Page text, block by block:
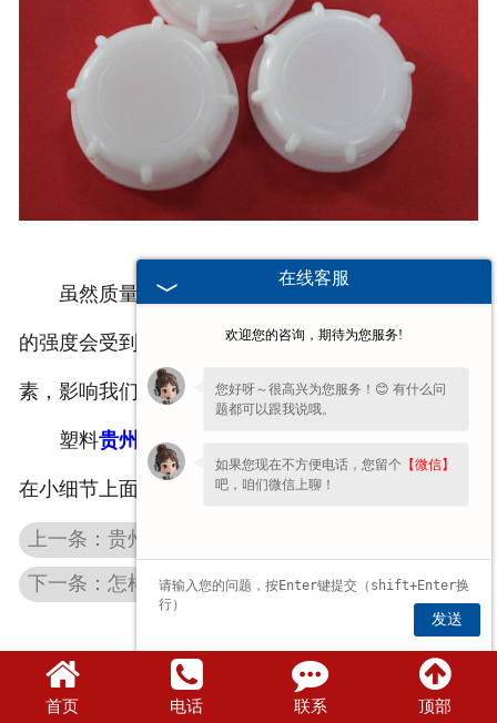
虽然质量较差的塑料桶包装塑料桶包装，但是桶
的强度会受到影响，而且其中会掺杂着或多或少的毒
素，影响我们的身体健康。
塑料贵州桶盖
在小细节上面出错。
下一条：怎样保证贵州化工桶防伪盖运输过程中安全
首页 电话 联系 顶部
豫公网安备 41071102000896号
在线客服
欢迎您的咨询，期待为您服务!
您好呀～很高兴为您服务！😊 有什么问
题都可以跟我说哦。
如果您现在不方便电话，您留个 【微信】
吧，咱们微信上聊！
发送